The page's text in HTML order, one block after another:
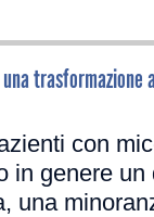
con
in genere
una